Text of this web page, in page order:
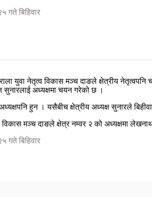
गते बिहिवार
युवा नेतृत्व विकास मञ्च दाङले क्षेत्रीय
सुनारलाई अध्यक्षमा चयन गरेको छ ।
हुन । यसैबीच क्षेत्रीय अध्यक्ष सुनारले
विकास मञ्च दाङले क्षेत्र नम्वर २ को अध्यक्षमा
गते बिहिवार